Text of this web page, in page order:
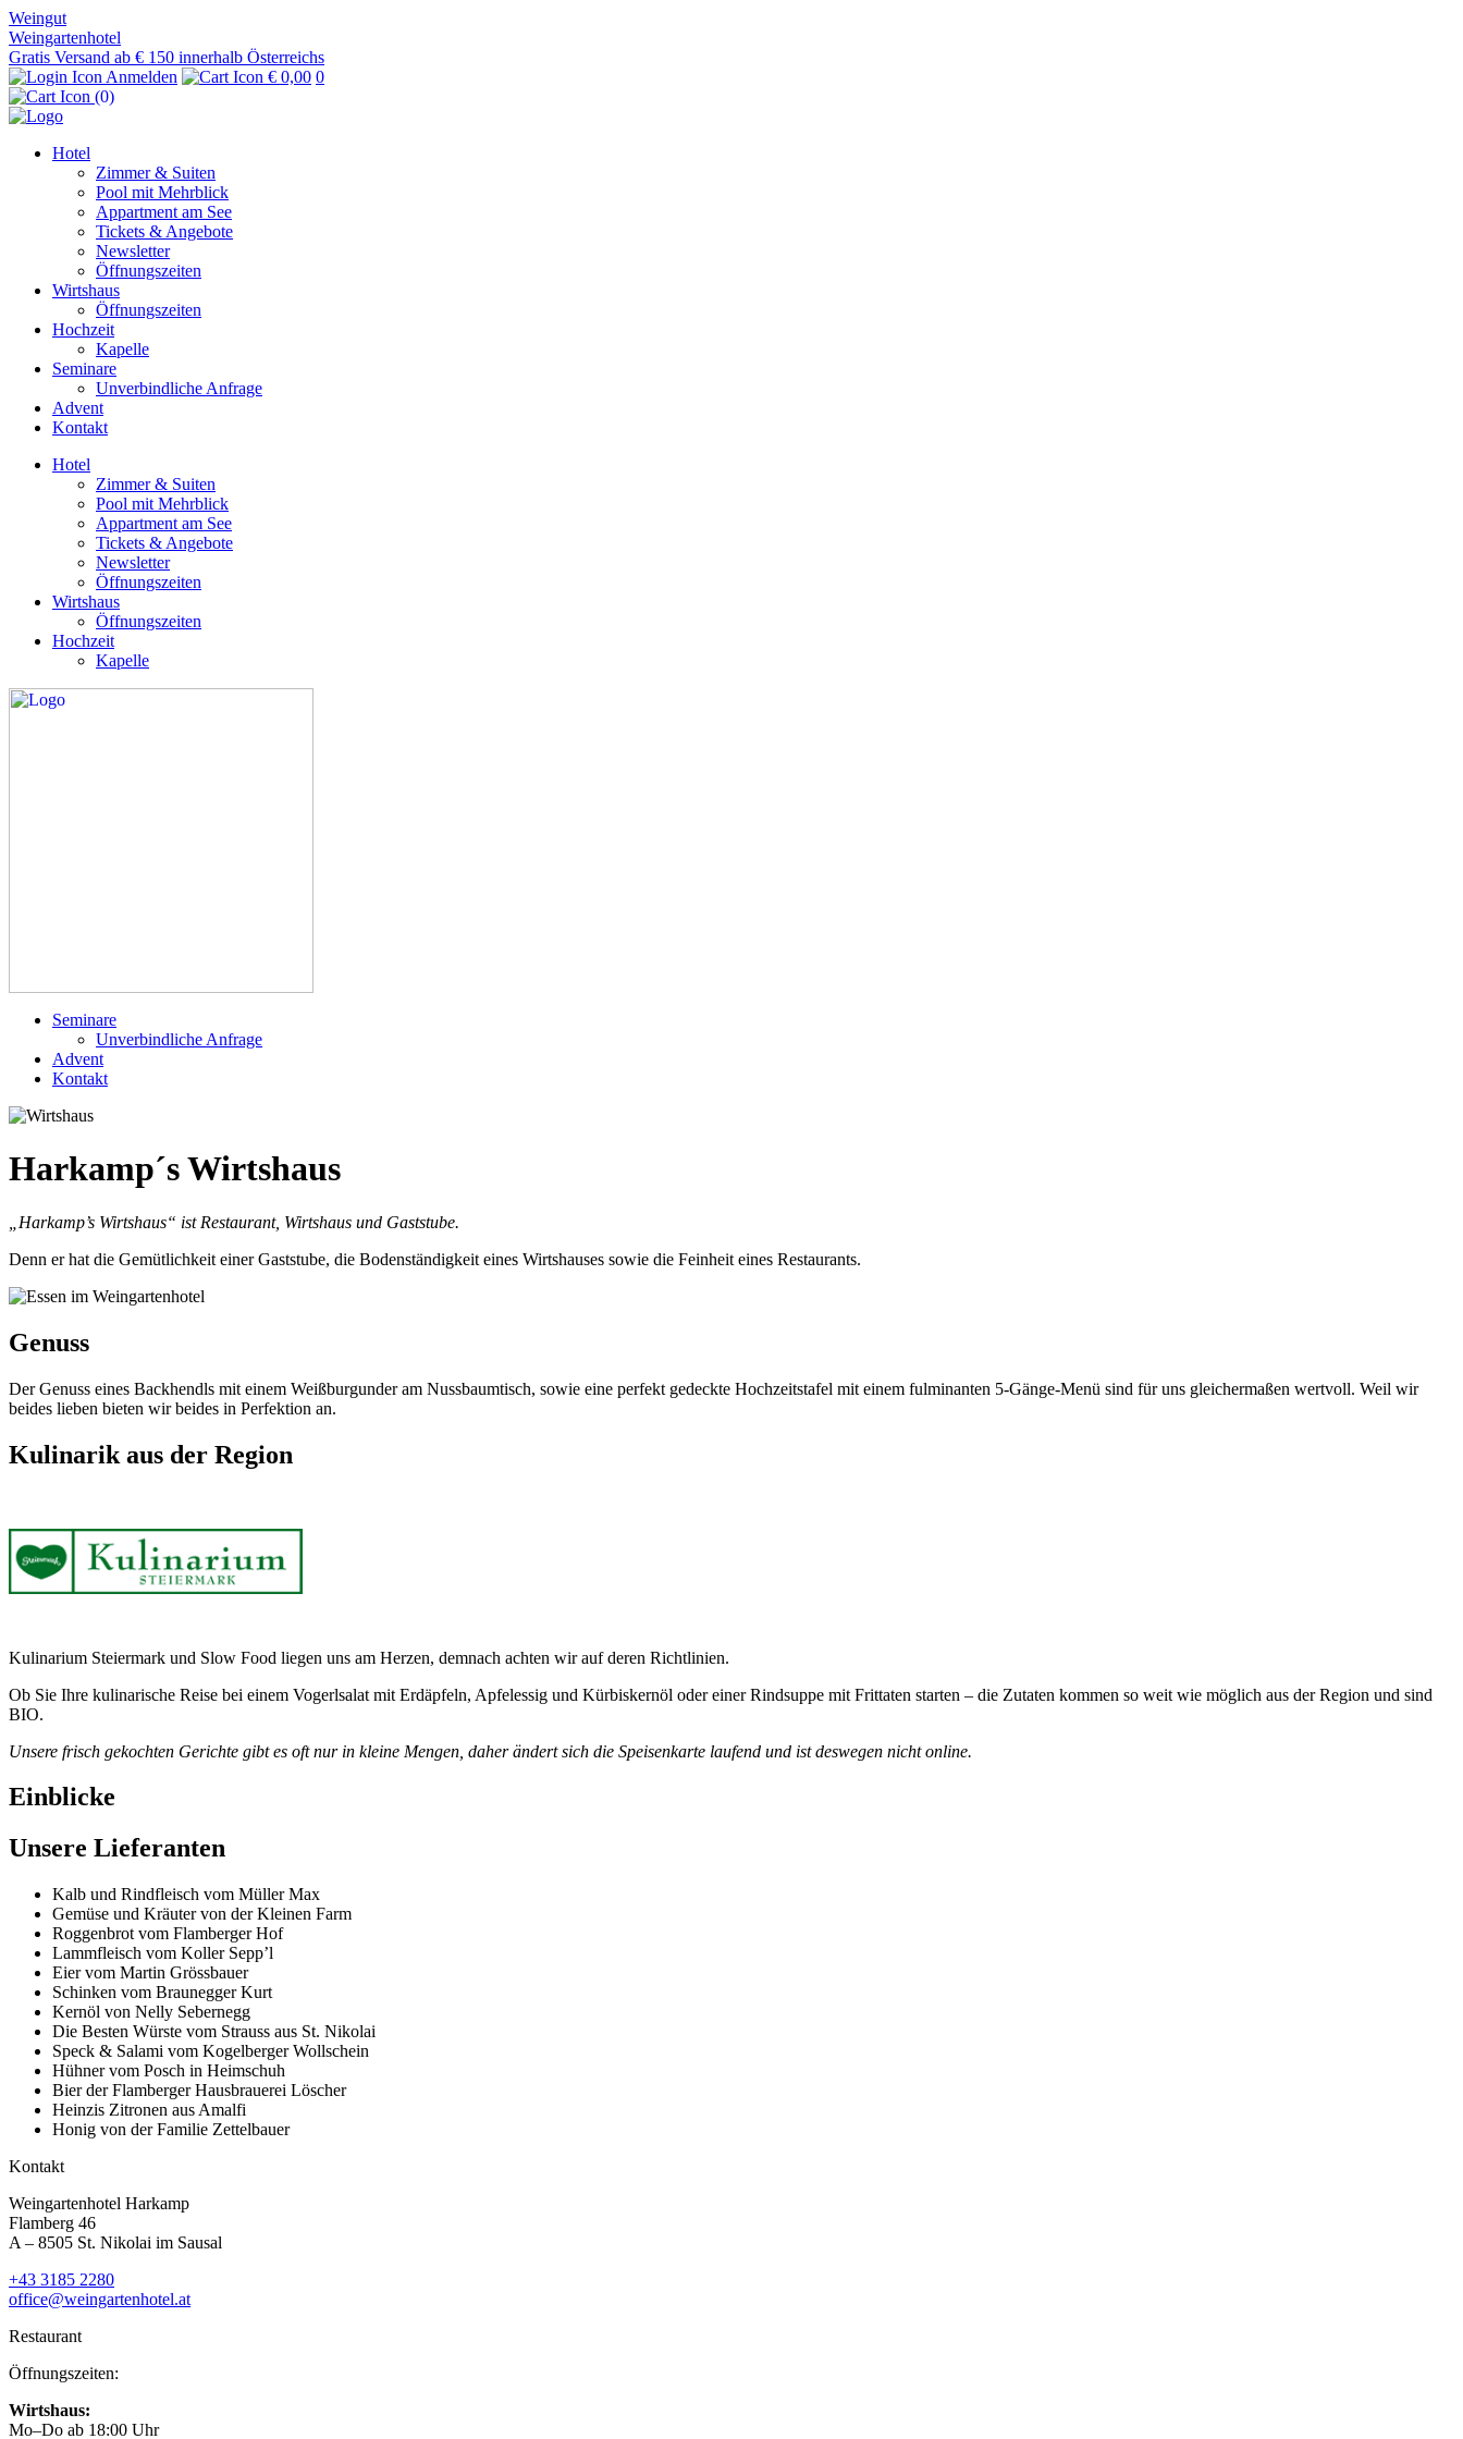
Weingut
Weingartenhotel
Gratis Versand ab € 150 innerhalb Österreichs
Anmelden
€ 0,00 0
(0)
Hotel
Zimmer & Suiten
Pool mit Mehrblick
Appartment am See
Tickets & Angebote
Newsletter
Öffnungszeiten
Wirtshaus
Öffnungszeiten
Hochzeit
Kapelle
Seminare
Unverbindliche Anfrage
Advent
Kontakt
Hotel
Zimmer & Suiten
Pool mit Mehrblick
Appartment am See
Tickets & Angebote
Newsletter
Öffnungszeiten
Wirtshaus
Öffnungszeiten
Hochzeit
Kapelle
Seminare
Unverbindliche Anfrage
Advent
Kontakt
Harkamp´s Wirtshaus
„Harkamp’s Wirtshaus“ ist Restaurant, Wirtshaus und Gaststube.
Denn er hat die Gemütlichkeit einer Gaststube, die Bodenständigkeit eines Wirtshauses sowie die Feinheit eines Restaurants.
Genuss
Der Genuss eines Backhendls mit einem Weißburgunder am Nussbaumtisch, sowie eine perfekt gedeckte Hochzeitstafel mit einem fulminanten 5-Gänge-Menü sind für uns gleichermaßen wertvoll. Weil wir
beides lieben bieten wir beides in Perfektion an.
Kulinarik aus der Region
Kulinarium Steiermark und Slow Food liegen uns am Herzen, demnach achten wir auf deren Richtlinien.
Ob Sie Ihre kulinarische Reise bei einem Vogerlsalat mit Erdäpfeln, Apfelessig und Kürbiskernöl oder einer Rindsuppe mit Frittaten starten – die Zutaten kommen so weit wie möglich aus der Region und sind
BIO.
Unsere frisch gekochten Gerichte gibt es oft nur in kleine Mengen, daher ändert sich die Speisenkarte laufend und ist deswegen nicht online.
Einblicke
Unsere Lieferanten
Kalb und Rindfleisch vom Müller Max
Gemüse und Kräuter von der Kleinen Farm
Roggenbrot vom Flamberger Hof
Lammfleisch vom Koller Sepp’l
Eier vom Martin Grössbauer
Schinken vom Braunegger Kurt
Kernöl von Nelly Sebernegg
Die Besten Würste vom Strauss aus St. Nikolai
Speck & Salami vom Kogelberger Wollschein
Hühner vom Posch in Heimschuh
Bier der Flamberger Hausbrauerei Löscher
Heinzis Zitronen aus Amalfi
Honig von der Familie Zettelbauer
Kontakt
Weingartenhotel Harkamp
Flamberg 46
A – 8505 St. Nikolai im Sausal
+43 3185 2280
office@weingartenhotel.at
Restaurant
Öffnungszeiten:
Wirtshaus:
Mo–Do ab 18:00 Uhr